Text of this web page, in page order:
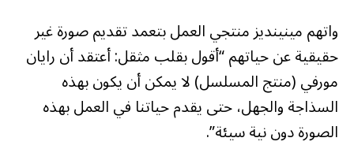
واتهم مينينديز منتجي العمل بتعمد تقديم صورة غير
حقيقية عن حياتهم “أقول بقلب مثقل: أعتقد أن رايان
مورفي (منتج المسلسل) لا يمكن أن يكون بهذه
السذاجة والجهل، حتى يقدم حياتنا في العمل بهذه
الصورة دون نية سيئة”.